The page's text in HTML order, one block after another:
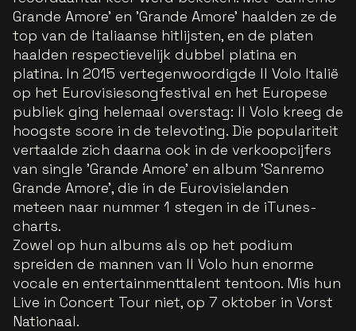
Grande Amore' en 'Grande Amore' haalden ze de
top van de Italiaanse hitlijsten, en de platen
haalden respectievelijk dubbel platina en
platina. In 2015 vertegenwoordigde Il Volo Italië
op het Eurovisiesongfestival en het Europese
publiek ging helemaal overstag: Il Volo kreeg de
hoogste score in de televoting. Die populariteit
vertaalde zich daarna ook in de verkoopcijfers
van single 'Grande Amore' en album 'Sanremo
Grande Amore', die in de Eurovisielanden
meteen naar nummer 1 stegen in de iTunes-
charts.
Zowel op hun albums als op het podium
spreiden de mannen van Il Volo hun enorme
vocale en entertainmenttalent tentoon. Mis hun
Live in Concert Tour niet, op 7 oktober in Vorst
Nationaal.